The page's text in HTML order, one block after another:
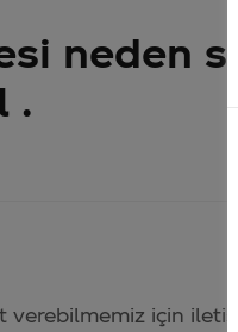
Coca cola İsrail malı mı Yani ...
neden
.
verebilmemiz için